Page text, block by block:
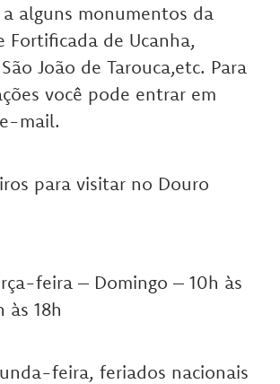
alguns monumentos da
Fortificada de Ucanha,
João de Tarouca,etc. Para
você pode entrar em
mail.
feira – Domingo – 10h às
às 18h
feira, feriados nacionais